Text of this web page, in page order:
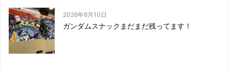
2026年6月10日
ガンダムスナックまだまだ残ってます！